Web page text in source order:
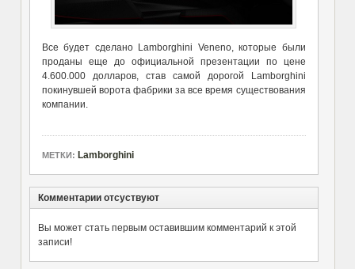
Все будет сделано Lamborghini Veneno, которые были
проданы еще до официальной презентации по цене
4.600.000 долларов, став самой дорогой Lamborghini
покинувшей ворота фабрики за все время существования
компании.
МЕТКИ: Lamborghini
Комментарии отсуствуют
Вы может стать первым оставившим комментарий к этой
записи!